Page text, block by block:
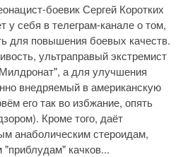
боевик Сергей Коротких
у себя в телеграм-канале о том,
для повышения боевых качеств.
ультраправый экстремист
а для улучшения
внедряемый в американскую
его так во избжание, опять
Кроме того, даёт
анаболическим стероидам,
качков...